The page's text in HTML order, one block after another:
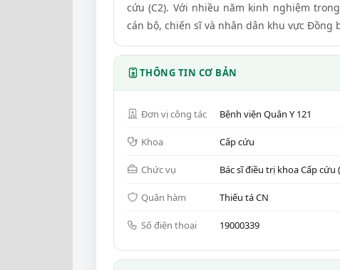
cứu (C2). Với nhiều năm kinh nghiệm
cán bộ, chiến sĩ và nhân dân khu vực Đồng
THÔNG TIN CƠ BẢN
Đơn vị công tác Bệnh viện Quân Y 121
Khoa Cấp cứu
Chức vụ Bác sĩ điều trị khoa Cấp cứu
Quân hàm Thiếu tá CN
Số điện thoại 19000339